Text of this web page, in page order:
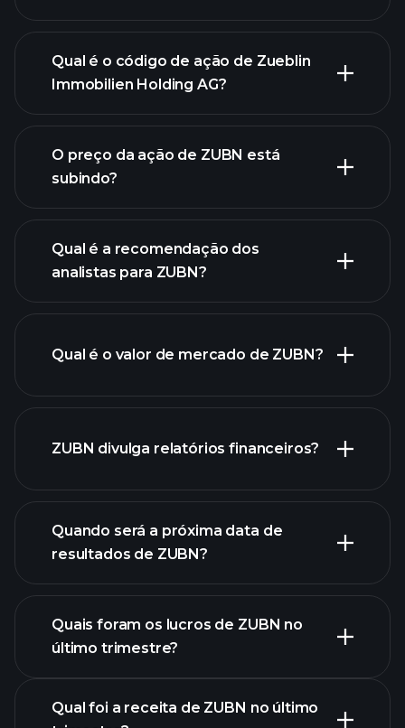
gráfico avançado
Qual é o código de ação de Zueblin
Immobilien Holding AG?
O preço da ação de ZUBN está
subindo?
de ZUBN.
Qual é a recomendação dos
analistas para ZUBN?
Qual é o valor de mercado de ZUBN?
lista de ações
ZUBN divulga relatórios financeiros?
finanças
de ZUBN
Quando será a próxima data de
resultados de ZUBN?
Quais foram os lucros de ZUBN no
último trimestre?
Qual foi a receita de ZUBN no último